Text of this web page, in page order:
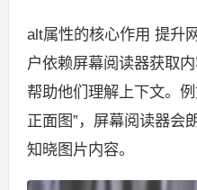
alt属性的核心作用 提升
户依赖屏幕阅读器获取
帮助他们理解上下文。
正面图”，屏幕阅读器会
知晓图片内容。